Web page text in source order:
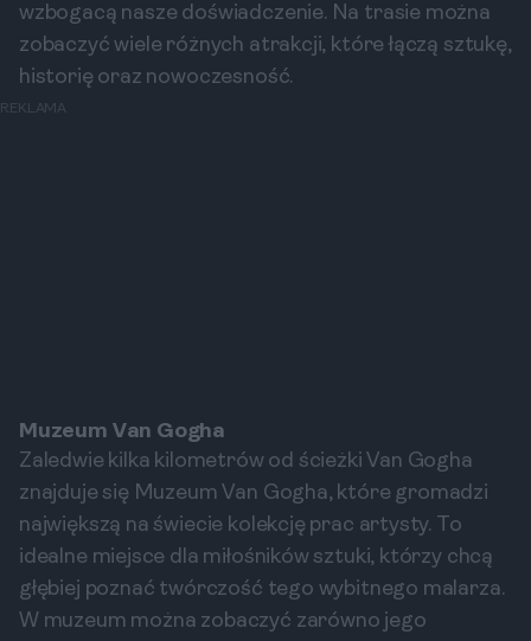
wzbogacą nasze doświadczenie. Na trasie można
zobaczyć wiele różnych atrakcji, które łączą sztukę,
historię oraz nowoczesność.
REKLAMA
Muzeum Van Gogha
Zaledwie kilka kilometrów od ścieżki Van Gogha
znajduje się Muzeum Van Gogha, które gromadzi
największą na świecie kolekcję prac artysty. To
idealne miejsce dla miłośników sztuki, którzy chcą
głębiej poznać twórczość tego wybitnego malarza.
W muzeum można zobaczyć zarówno jego